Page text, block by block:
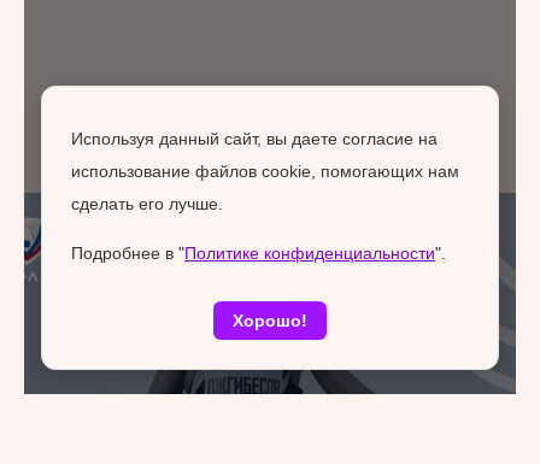
Используя данный сайт, вы даете согласие на
использование файлов cookie, помогающих нам
сделать его лучше.
Подробнее в "Политике конфиденциальности".
Хорошо!